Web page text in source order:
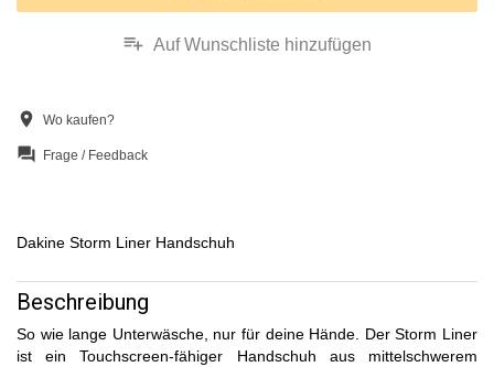
playlist_add Auf Wunschliste hinzufügen
location_on Wo kaufen?
question_answer Frage / Feedback
Dakine Storm Liner Handschuh
Beschreibung
So wie lange Unterwäsche, nur für deine Hände. Der Storm Liner
ist ein Touchscreen-fähiger Handschuh aus mittelschwerem